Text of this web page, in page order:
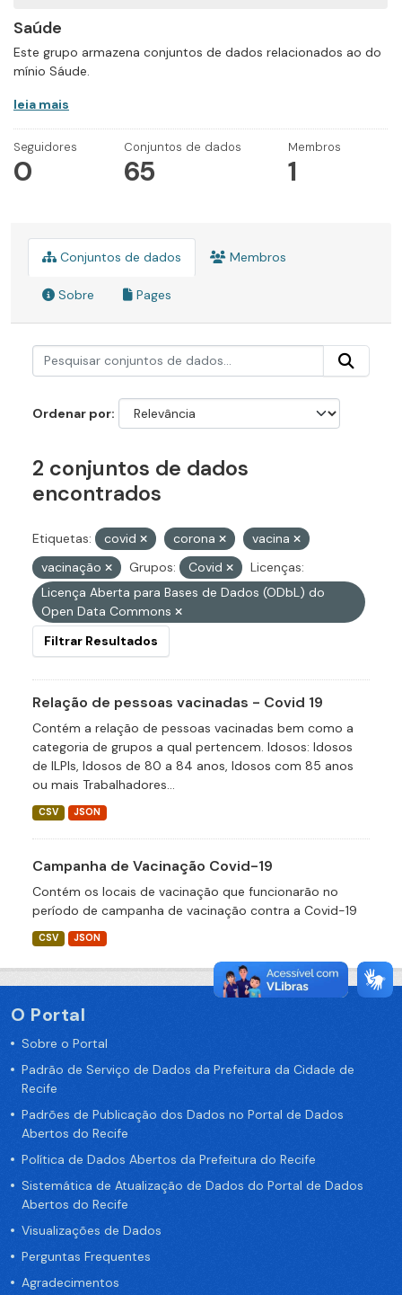
Saúde
Este grupo armazena conjuntos de dados relacionados ao do
mínio Sáude.
leia mais
Seguidores
0
Conjuntos de dados
65
Membros
1
Conjuntos de dados Membros
Sobre Pages
Ordenar por
2 conjuntos de dados
encontrados
Etiquetas: covid corona
vacina
vacinação
Grupos: Covid
Licenças:
Licença Aberta para Bases de Dados (ODbL) do
Open Data Commons
Filtrar Resultados
Relação de pessoas vacinadas - Covid 19
Contém a relação de pessoas vacinadas bem como a
categoria de grupos a qual pertencem. Idosos: Idosos
de ILPIs, Idosos de 80 a 84 anos, Idosos com 85 anos
ou mais Trabalhadores...
CSV JSON
Campanha de Vacinação Covid-19
Contém os locais de vacinação que funcionarão no
período de campanha de vacinação contra a Covid-19
CSV JSON
O Portal
Sobre o Portal
Padrão de Serviço de Dados da Prefeitura da Cidade de
Recife
Padrões de Publicação dos Dados no Portal de Dados
Abertos do Recife
Política de Dados Abertos da Prefeitura do Recife
Sistemática de Atualização de Dados do Portal de Dados
Abertos do Recife
Visualizações de Dados
Perguntas Frequentes
Agradecimentos